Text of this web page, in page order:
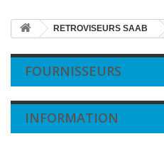
RETROVISEURS SAAB
FOURNISSEURS
INFORMATION